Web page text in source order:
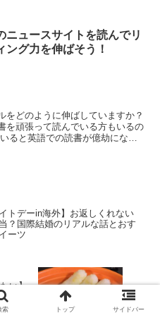
ニュースサイトを読んでリ
ング力を伸ばそう！
をどのように伸ばしていますか？
を頑張って読んでいる方もいるの
ると英語での読書が億劫になる
イトデーin海外】お返しくれない
？国際結婚のリアルな話とおす
ーツ
い】
たん
索 トップ サイドバー